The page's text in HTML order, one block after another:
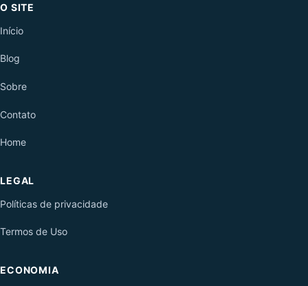
O SITE
Início
Blog
Sobre
Contato
Home
LEGAL
Políticas de privacidade
Termos de Uso
ECONOMIA